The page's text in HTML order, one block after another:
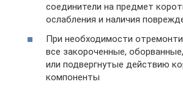
соединители на предмет
ослабления и наличия
При необходимости
все закороченные,
или подвергнутые действию
компоненты